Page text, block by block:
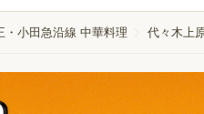
・小田急沿線 中華料理 代々木上